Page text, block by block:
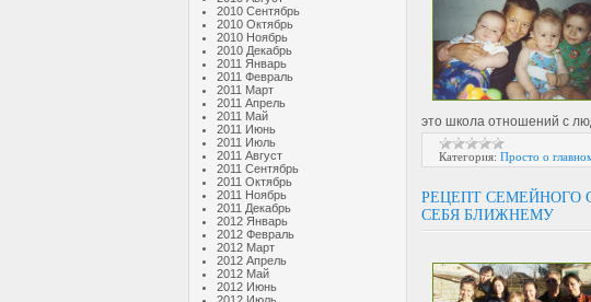
2010 Сентябрь
2010 Октябрь
2010 Ноябрь
2010 Декабрь
2011 Январь
2011 Февраль
2011 Март
2011 Апрель
2011 Май
2011 Июнь
2011 Июль
2011 Август
2011 Сентябрь
2011 Октябрь
2011 Ноябрь
2011 Декабрь
2012 Январь
2012 Февраль
2012 Март
2012 Апрель
2012 Май
2012 Июнь
это школа отношений с
Категория: Просто о
РЕЦЕПТ СЕМЕЙНОГО
СЕБЯ БЛИЖНЕМУ